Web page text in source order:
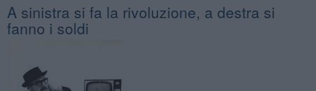
​A sinistra si fa la rivoluzione, a destra si
fanno i soldi